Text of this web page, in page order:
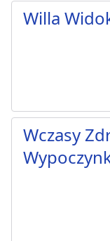
Willa
Wczasy